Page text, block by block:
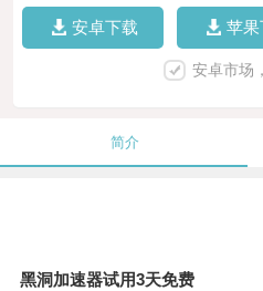
安卓下载 苹果
安卓市场
简介
黑洞加速器试用3天免费